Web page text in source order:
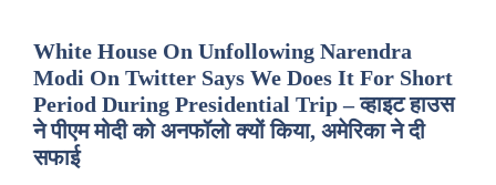
White House On Unfollowing Narendra
Modi On Twitter Says We Does It For Short
Period During Presidential Trip – व्हाइट हाउस
ने पीएम मोदी को अनफॉलो क्यों किया, अमेरिका ने दी
सफाई